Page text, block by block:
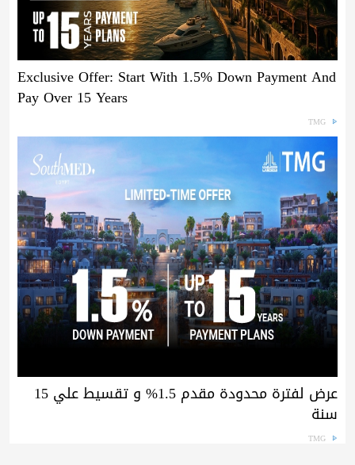
Exclusive Offer: Start With 1.5% Down Payment And
Pay Over 15 Years
TMG
عرض لفترة محدودة مقدم 1.5% و تقسيط علي 15
سنة
TMG